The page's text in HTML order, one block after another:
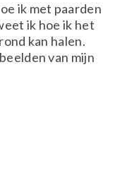
ik met paarden
ik hoe ik het
kan halen.
van mijn